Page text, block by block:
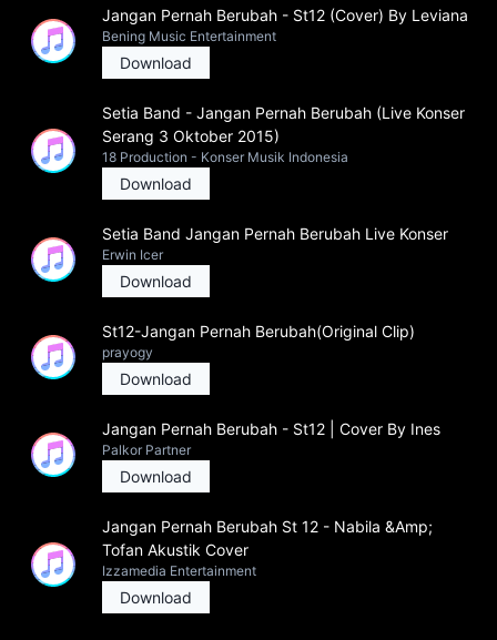
Jangan Pernah Berubah - St12 (Cover) By Leviana
Bening Music Entertainment
Download
Setia Band - Jangan Pernah Berubah (Live Konser
Serang 3 Oktober 2015)
18 Production - Konser Musik Indonesia
Download
Setia Band Jangan Pernah Berubah Live Konser
Erwin Icer
Download
St12-Jangan Pernah Berubah(Original Clip)
prayogy
Download
Jangan Pernah Berubah - St12 | Cover By Ines
Palkor Partner
Download
Jangan Pernah Berubah St 12 - Nabila &Amp;
Tofan Akustik Cover
Izzamedia Entertainment
Download